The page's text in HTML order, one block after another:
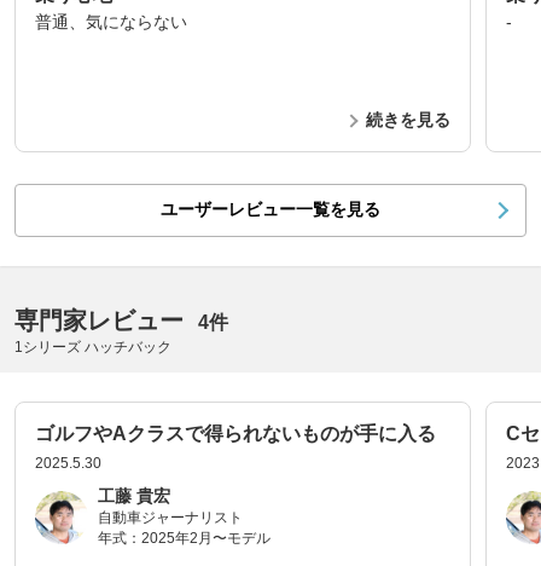
普通、気にならない
続きを見る
-
ユーザーレビュー一覧を見る
専門家レビュー 4件
1シリーズ ハッチバック
ゴルフやAクラスで得られないものが手に入る
2025.5.30
工藤 貴宏
自動車ジャーナリスト
年式： 2025年2月〜モデル
C